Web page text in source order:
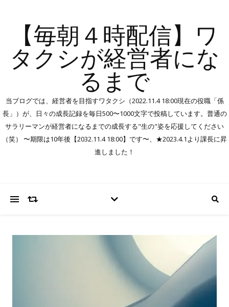
【毎朝４時配信】ワ
タクシが経営者にな
るまで
当ブログでは、経営者を目指すワタクシ（2022.11.4 18:00現在の役職「係
長」）が、日々の成長記録を毎日500〜1000文字で投稿しています。普通の
サラリーマンが経営者になるまでの成長する"生の"姿を応援してください
（笑） 〜期限は10年後【2032.11.4 18:00】です〜、★2023.4.1より課長に昇
進しました！